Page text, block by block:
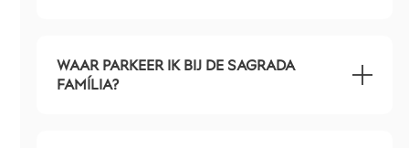
WAAR PARKEER IK BIJ DE SAGRADA
FAMÍLIA?